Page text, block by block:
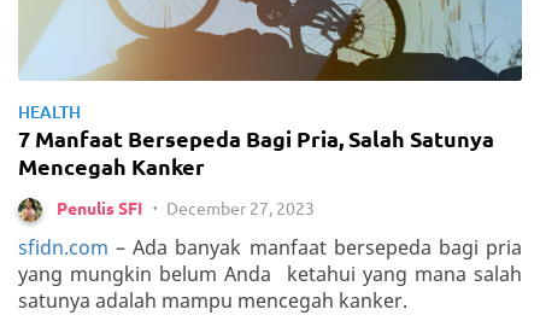
HEALTH
7 Manfaat Bersepeda Bagi Pria, Salah Satunya
Mencegah Kanker
Penulis SFI • December 27, 2023
sfidn.com – Ada banyak manfaat bersepeda bagi pria
yang mungkin belum Anda ketahui yang mana salah
satunya adalah mampu mencegah kanker.